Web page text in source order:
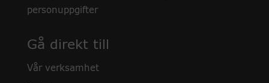
personuppgifter
Gå direkt till
Vår verksamhet